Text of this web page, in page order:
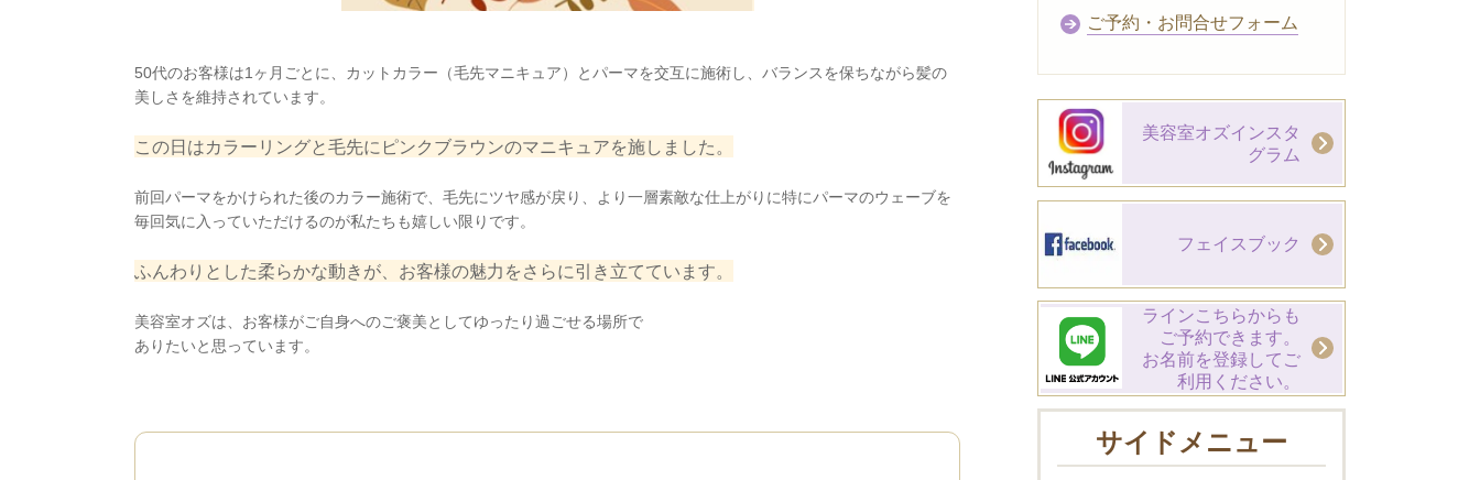
50代のお客様は1ヶ月ごとに、 カットカラー（毛先マニキュア）とパーマを交互に施術し、バランスを保ちながら髪の
美しさを維持されています。
この日はカラーリングと毛先にピンクブラウンのマニキュアを施しました。
前回パーマをかけられた後のカラー施術で、毛先にツヤ感が戻り、より一層素敵な仕上がりに特にパーマのウェーブを
毎回気に入っていただけるのが私たちも嬉しい限りです。
ふんわりとした柔らかな動きが、お客様の魅力を さらに引き立てています。
美容室オズは、お客様がご自身へのご褒美としてゆったり過ごせる場所で
ありたいと思っています。
ご予約・お問合せフォーム
美容室オズインスタ
グラム
フェイスブック
ラインこちらからも
ご予約できます。
お名前を登録してご
利用ください。
サイドメニュー